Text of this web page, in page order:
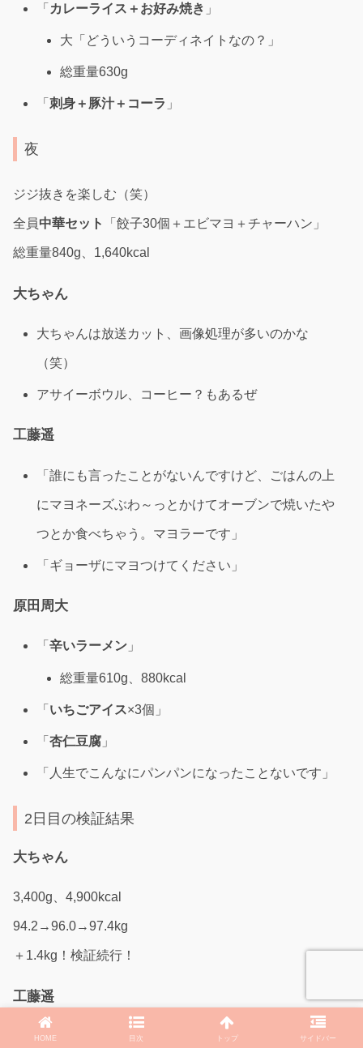
「 カレーライス＋お好み焼き 」
大「どういうコーディネイトなの？」
総重量630g
「刺身＋豚汁＋コーラ 」
夜
ジジ抜きを楽しむ（笑）
全員中華セット 「餃子30個＋エビマヨ＋チャーハン」
総重量840g、1,640kcal
大ちゃん
大ちゃんは放送カット、画像処理が多いのかな
（笑）
アサイーボウル、コーヒー？もあるぜ
工藤遥
「誰にも言ったことがないんですけど、ごはんの上
にマヨネーズぶわ～っとかけてオーブンで焼いたや
つとか食べちゃう。マヨラーです」
「ギョーザにマヨつけてください」
原田周大
「辛いラーメン 」
総重量610g、880kcal
「 いちごアイス×3個」
「杏仁豆腐 」
「人生でこんなにパンパンになったことないです」
2日目の検証結果
大ちゃん
3,400g、4,900kcal
94.2→96.0→97.4kg
＋1.4kg！検証続行！
工藤遥
2,700g、3,300kcal
HOME 目次 トップ サイドバー